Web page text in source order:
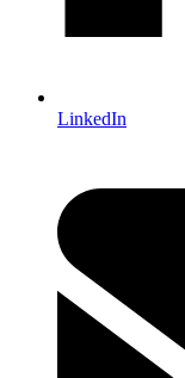
LinkedIn